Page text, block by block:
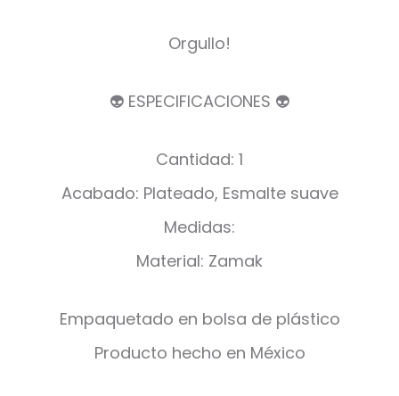
Orgullo!
👽 ESPECIFICACIONES 👽
Cantidad: 1
Acabado: Plateado, Esmalte suave
Medidas:
Material: Zamak
Empaquetado en bolsa de plástico
Producto hecho en México